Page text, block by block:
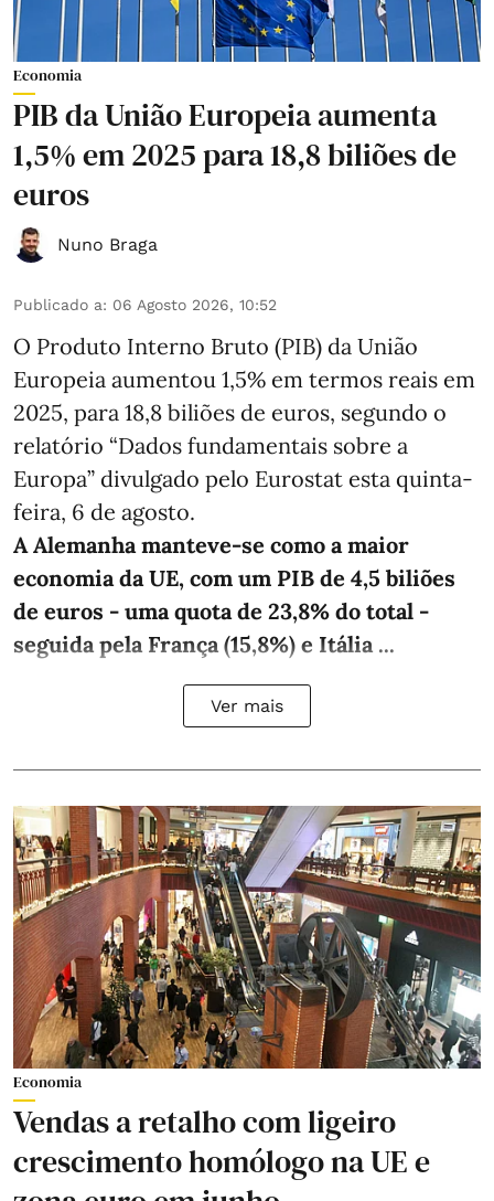
Economia
PIB da União Europeia aumenta
1,5% em 2025 para 18,8 biliões de
euros
Nuno Braga
Publicado a: 06 Agosto 2026, 10:52
O Produto Interno Bruto (PIB) da União
Europeia aumentou 1,5% em termos reais em
2025, para 18,8 biliões de euros, segundo o
relatório “Dados fundamentais sobre a
Europa” divulgado pelo Eurostat esta quinta-
feira, 6 de agosto.
A Alemanha manteve‑se como a maior
economia da UE, com um PIB de 4,5 biliões
de euros - uma quota de 23,8% do total -
seguida pela França (15,8%) e Itália ...
Ver mais
Economia
Vendas a retalho com ligeiro
crescimento homólogo na UE e